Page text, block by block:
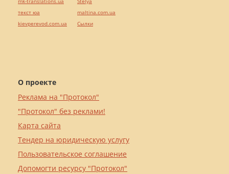
О проекте
Реклама на "Протокол"
"Протокол" без реклами!
Карта сайта
Тендер на юридическую услугу
Пользовательское соглашение
Допомогти ресурсу "Протокол"
текст юа
kievperevod.com.ua
maltina.com.ua
Cылки